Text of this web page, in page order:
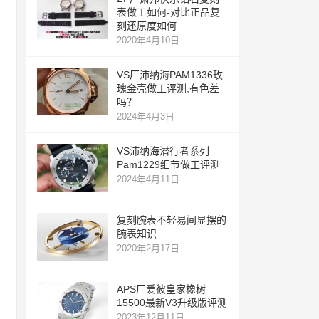
表做工如何-对比正品复
刻还原度如何
2020年4月10日
VS厂沛纳海PAM1336玫
瑰金壳做工评测,有色差
吗？
2024年4月3日
VS沛纳海潜行者系列
Pam1229细节做工评测
2024年4月11日
复刻腕表不轻易间显摆的
腕表知识
2020年2月17日
APS厂爱彼皇家橡树
15500最新V3升级版评测